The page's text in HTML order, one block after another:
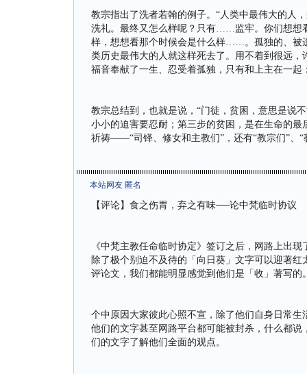
教宗指出了洗者若翰的例子。“人类中最伟大的人
洗礼。最终又怎么样呢？只有……监牢。你们想想
样，想想看那个时候会是什么样……。孤独的、被
类历史最伟大的人就这样死去了。用不着到很远
福音奉献了一生、忍受着孤独，只有和上主在一起
教宗总结到，也就是说，“门徒，贫困，意思是说
小小的迫害要忍耐；第三步的贫困，是在生命的
祈祷——“司铎、修女和主教们”，还有“教宗们”、
本站网友 匿名
【评论】食之伤胃，弃之有味──论中梵临时协议
《中梵主教任命临时协定》签订之后，网路上出
除了极个别迫不及待的「向日葵」文字可以迎著
评论文，我们都能明显感觉到他们是「收」著写的
个中原因大家彼此心照不宣，除了他们自身日常
他们的文字甚至网路平台都可能被封杀，什么都
们的文字了解他们全面的观点。